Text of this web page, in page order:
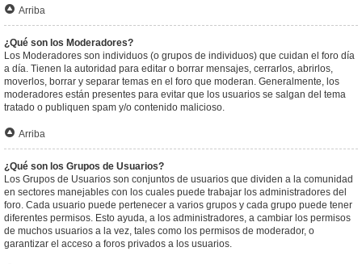
Arriba
¿Qué son los Moderadores?
Los Moderadores son individuos (o grupos de individuos) que cuidan el foro día
a día. Tienen la autoridad para editar o borrar mensajes, cerrarlos, abrirlos,
moverlos, borrar y separar temas en el foro que moderan. Generalmente, los
moderadores están presentes para evitar que los usuarios se salgan del tema
tratado o publiquen spam y/o contenido malicioso.
Arriba
¿Qué son los Grupos de Usuarios?
Los Grupos de Usuarios son conjuntos de usuarios que dividen a la comunidad
en sectores manejables con los cuales puede trabajar los administradores del
foro. Cada usuario puede pertenecer a varios grupos y cada grupo puede tener
diferentes permisos. Esto ayuda, a los administradores, a cambiar los permisos
de muchos usuarios a la vez, tales como los permisos de moderador, o
garantizar el acceso a foros privados a los usuarios.